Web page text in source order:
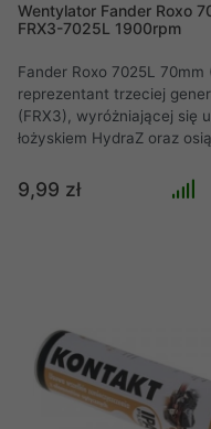
Wentylator Fander Roxo
FRX3-7025L 1900rpm
Fander Roxo 7025L
reprezentant trzeciej
(FRX3), wyróżniającej się
łożyskiem HydraZ oraz
trwałości. Wentylatory
są w czterech wersjach (L
do poziomu hałasu.
9,99 zł